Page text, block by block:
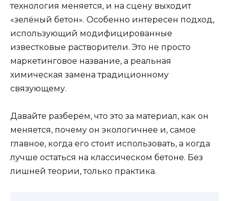
технология меняется, и на сцену выходит
«зелёный бетон». Особенно интересен подход,
использующий модифицированные
известковые растворители. Это не просто
маркетинговое название, а реальная
химическая замена традиционному
связующему.
Давайте разберем, что это за материал, как он
меняется, почему он экологичнее и, самое
главное, когда его стоит использовать, а когда
лучше остаться на классическом бетоне. Без
лишней теории, только практика.